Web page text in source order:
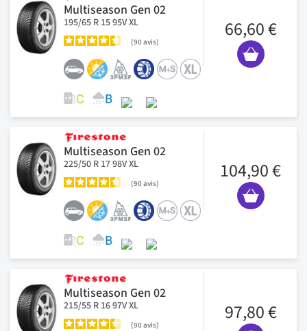
Multiseason Gen 02
195/65 R 15 95V XL
90avis
66,60 €
Multiseason Gen 02
225/50 R 17 98V XL
90avis
104,90 €
Multiseason Gen 02
215/55 R 16 97V XL
90avis
97,80 €